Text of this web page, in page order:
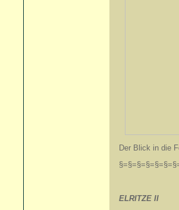
Der Blick in die
ELRITZE II